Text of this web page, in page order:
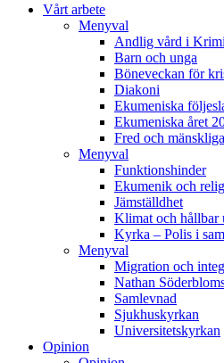
Vårt arbete
Menyval
Andlig vård i
Barn och unga
Böneveckan för
Diakoni
Ekumeniska
Ekumeniska året
Fred och
Menyval
Funktionshinder
Ekumenik och
Jämställdhet
Klimat och hållbar
Kyrka – Polis i
Menyval
Migration och
Nathan
Samlevnad
Sjukhuskyrkan
Universitetskyrkan
Opinion